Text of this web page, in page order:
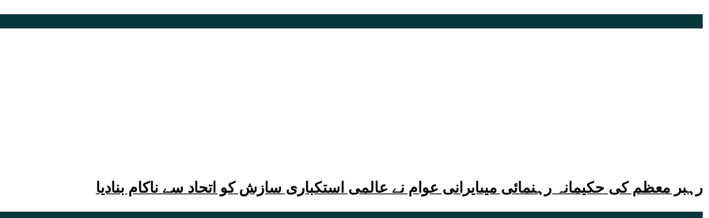
رہبر معظم کی حکیمانہ رہنمائی میںایرانی عوام نے عالمی استکباری سازش کو اتحاد سے ناکام بنادیا